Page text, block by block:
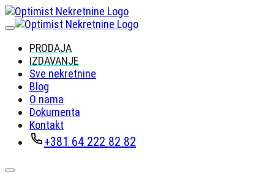
PRODAJA
IZDAVANJE
Sve nekretnine
Blog
O nama
Dokumenta
Kontakt
+381 64 222 82 82